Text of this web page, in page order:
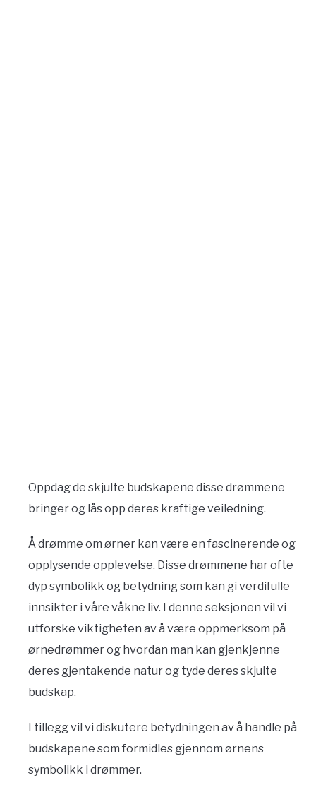
Oppdag de skjulte budskapene disse drømmene
bringer og lås opp deres kraftige veiledning.
Å drømme om ørner kan være en fascinerende og
opplysende opplevelse. Disse drømmene har ofte
dyp symbolikk og betydning som kan gi verdifulle
innsikter i våre våkne liv. I denne seksjonen vil vi
utforske viktigheten av å være oppmerksom på
ørnedrømmer og hvordan man kan gjenkjenne
deres gjentakende natur og tyde deres skjulte
budskap.
I tillegg vil vi diskutere betydningen av å handle på
budskapene som formidles gjennom ørnens
symbolikk i drømmer.